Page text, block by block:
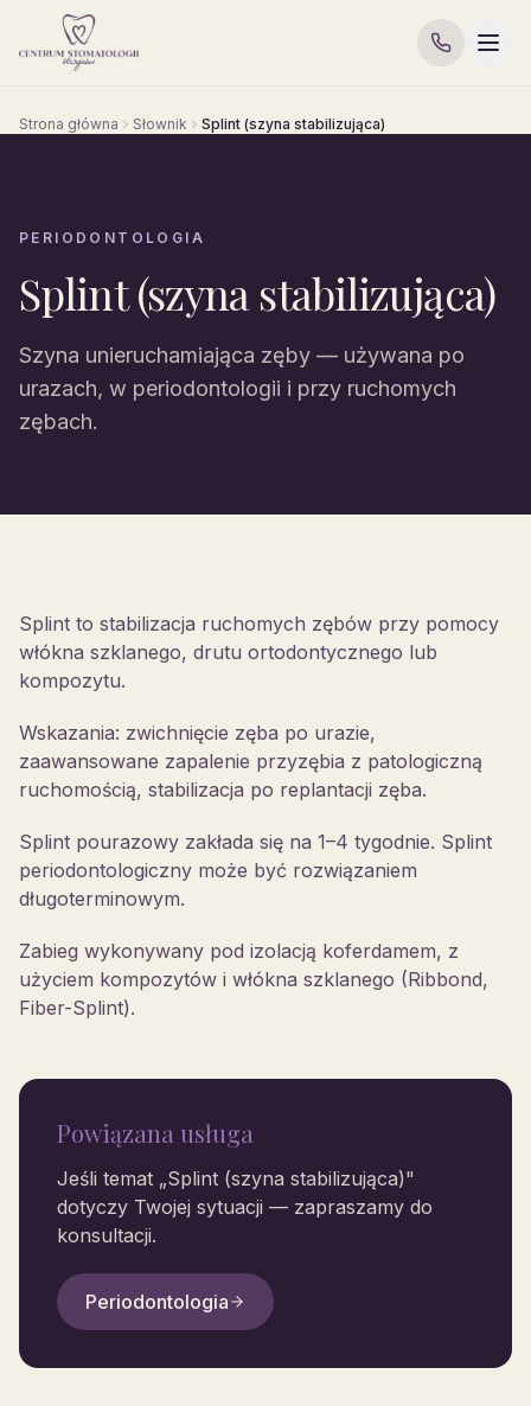
Strona główna Słownik Splint (szyna stabilizująca)
PERIODONTOLOGIA
Splint (szyna stabilizująca)
Szyna unieruchamiająca zęby — używana po
urazach, w periodontologii i przy ruchomych
zębach.
Splint to stabilizacja ruchomych zębów przy pomocy
włókna szklanego, drutu ortodontycznego lub
kompozytu.
Wskazania: zwichnięcie zęba po urazie,
zaawansowane zapalenie przyzębia z patologiczną
ruchomością, stabilizacja po replantacji zęba.
Splint pourazowy zakłada się na 1–4 tygodnie. Splint
periodontologiczny może być rozwiązaniem
długoterminowym.
Zabieg wykonywany pod izolacją koferdamem, z
użyciem kompozytów i włókna szklanego (Ribbond,
Fiber-Splint).
Powiązana usługa
Jeśli temat „Splint (szyna stabilizująca)"
dotyczy Twojej sytuacji — zapraszamy do
konsultacji.
Periodontologia